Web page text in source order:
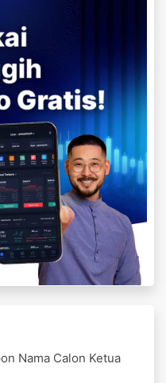
Nama Calon Ketua